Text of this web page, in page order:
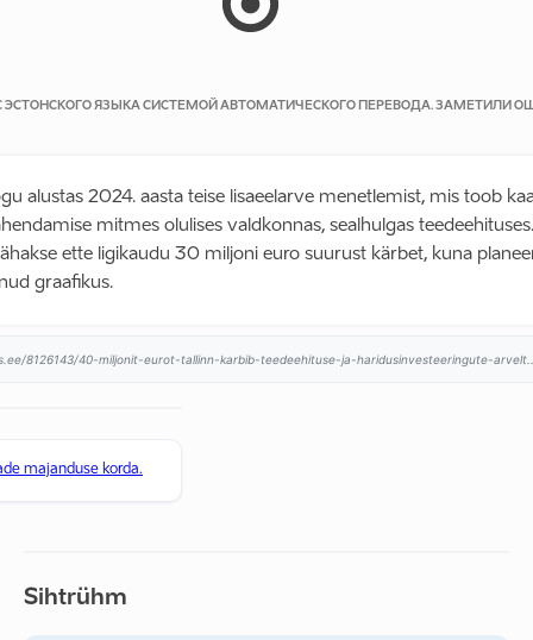
ЭСТОНСКОГО ЯЗЫКА СИСТЕМОЙ АВТОМАТИЧЕСКОГО ПЕРЕВОДА. ЗАМЕТИЛИ
alustas 2024. aasta teise lisaeelarve menetlemist, mis toob
mitmes olulises valdkonnas, sealhulgas
ette ligikaudu 30 miljoni euro suurust kärbet, kuna
graafikus.
8126143/40-miljonit-eurot-tallinn-karbib-teedeehituse-ja-haridusinvesteeringute-
majanduse korda.
Sihtrühm